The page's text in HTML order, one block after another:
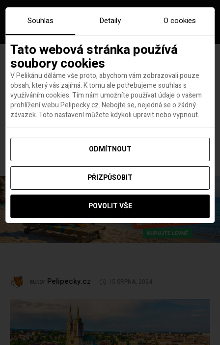
Hlavní stránka
Cestopisy
V Záhřebu si na své přijde každý! Průvodce s tipy a letenkami
V Záhřebu si na své přijde
každý! Průvodce s tipy a
letenkami
autor Pelipecky.cz 15 SRPNA, 2024
Souhlas Detaily O cookies
Tato webová stránka používá
soubory cookies
V Pelikánu děláme vše proto, abychom vám zobrazovali pouze
obsah, který vás zajímá. K tomu ale potřebujeme souhlas s
využíváním cookies. Tím nám umožníte používat údaje o vašem
prohlížení webu Pelipecky.cz. Nebojte se, nejedná se o žádný
závazek. Toto nastavení můžete kdykoli upravit nebo vypnout.
ODMÍTNOUT
PŘIZPŮSOBIT
POVOLIT VŠE